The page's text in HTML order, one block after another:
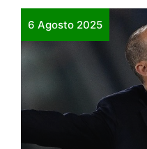
6 Agosto 2025